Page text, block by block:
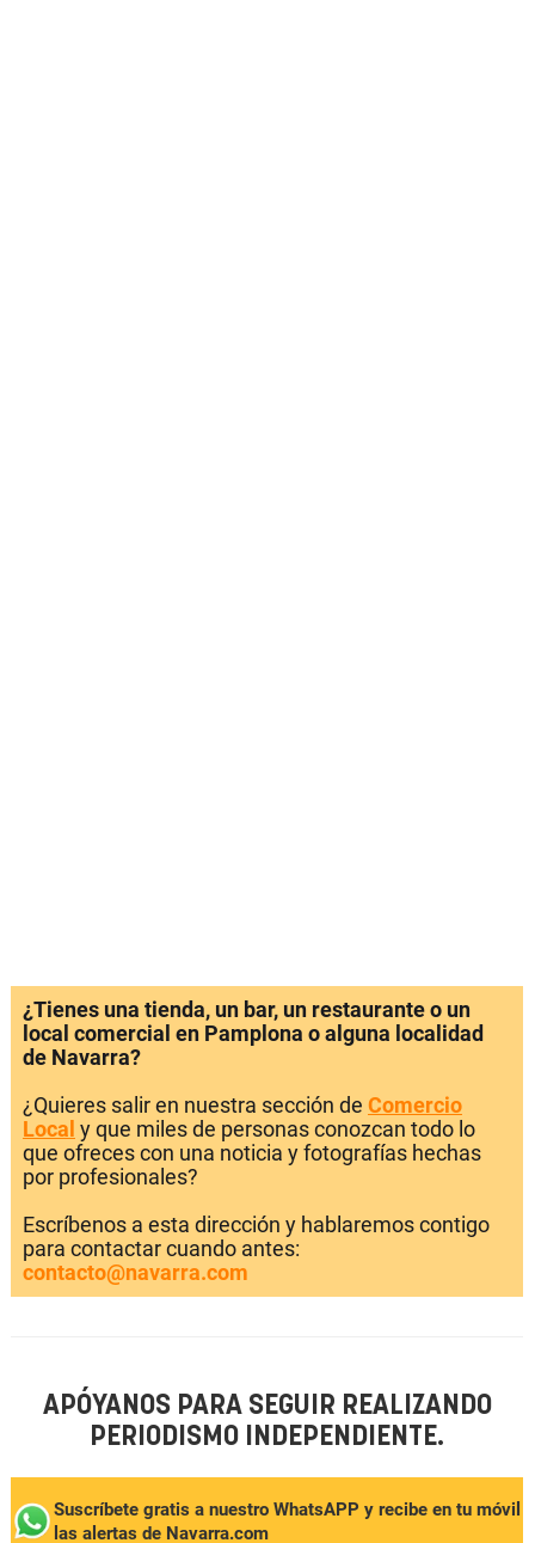
¿Tienes una tienda, un bar, un restaurante o un
local comercial en Pamplona o alguna localidad
de Navarra?
¿Quieres salir en nuestra sección de Comercio
Local y que miles de personas conozcan todo lo
que ofreces con una noticia y fotografías hechas
por profesionales?
Escríbenos a esta dirección y hablaremos contigo
para contactar cuando antes:
contacto@navarra.com
APÓYANOS PARA SEGUIR REALIZANDO
PERIODISMO INDEPENDIENTE.
Suscríbete gratis a nuestro WhatsAPP y recibe en tu móvil
las alertas de Navarra.com